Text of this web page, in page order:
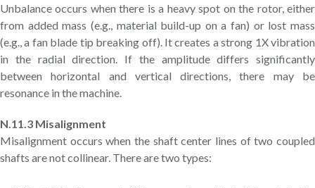
Unbalance occurs when there is a heavy spot on the rotor, either
from added mass (e.g., material build-up on a fan) or lost mass
(e.g., a fan blade tip breaking off). It creates a strong 1X vibration
in the radial direction. If the amplitude differs significantly
between horizontal and vertical directions, there may be
resonance in the machine.
N.11.3 Misalignment
Misalignment occurs when the shaft center lines of two coupled
shafts are not collinear. There are two types: